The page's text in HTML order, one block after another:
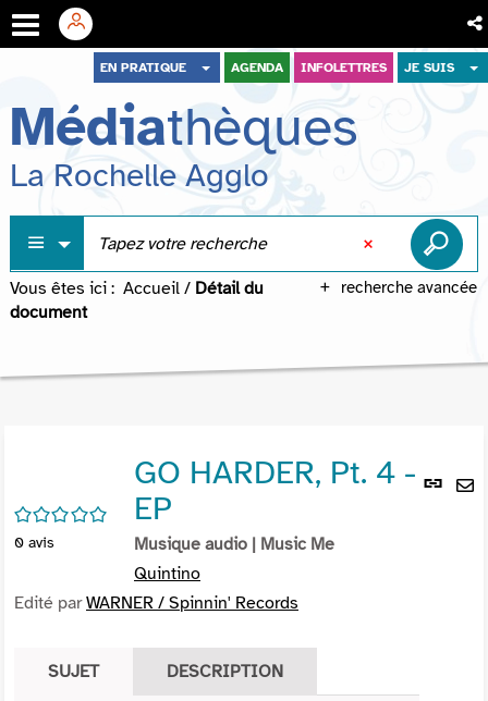
menu
contenu
recherche
EN PRATIQUE AGENDA INFOLETTRES JE SUIS
Médiathèques
La Rochelle Agglo
recherche avancée
Vous êtes ici : Accueil / Détail du
document
Lien
/5
0 avis
GO HARDER, Pt. 4 -
EP
Musique audio | Music Me
Quintino
Edité parWARNER / Spinnin' Records
SUJET DESCRIPTION